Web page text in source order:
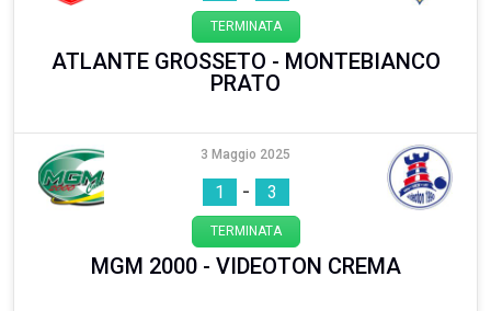
ATLANTE GROSSETO - MONTEBIANCO
PRATO
TERMINATA
3 Maggio 2025
1 - 3
MGM 2000 - VIDEOTON CREMA
TERMINATA